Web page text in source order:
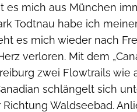
es mich aus München
Todtnau habe ich
es mich wieder nach
verloren. Mit dem
zwei Flowtrails wie
schlängelt sich
Waldseebad.